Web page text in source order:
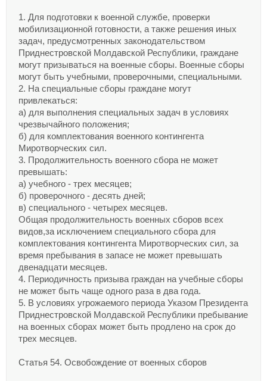
1. Для подготовки к военной службе, проверки
мобилизационной готовности, а также решения иных
задач, предусмотренных законодательством
Приднестровской Молдавской Республики, граждане
могут призываться на военные сборы. Военные сборы
могут быть учебными, проверочными, специальными.
2. На специальные сборы граждане могут
привлекаться:
а) для выполнения специальных задач в условиях
чрезвычайного положения;
б) для комплектования военного контингента
Миротворческих сил.
3. Продолжительность военного сбора не может
превышать:
а) учебного - трех месяцев;
б) проверочного - десять дней;
в) специального - четырех месяцев.
Общая продолжительность военных сборов всех
видов,за исключением специального сбора для
комплектования контингента Миротворческих сил, за
время пребывания в запасе не может превышать
двенадцати месяцев.
4. Периодичность призыва граждан на учебные сборы
не может быть чаще одного раза в два года.
5. В условиях угрожаемого периода Указом Президента
Приднестровской Молдавской Республики пребывание
на военных сборах может быть продлено на срок до
трех месяцев.
Статья 54. Освобождение от военных сборов